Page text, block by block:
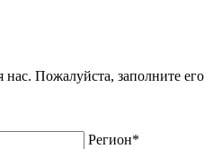
нас. Пожалуйста, заполните его
Регион*